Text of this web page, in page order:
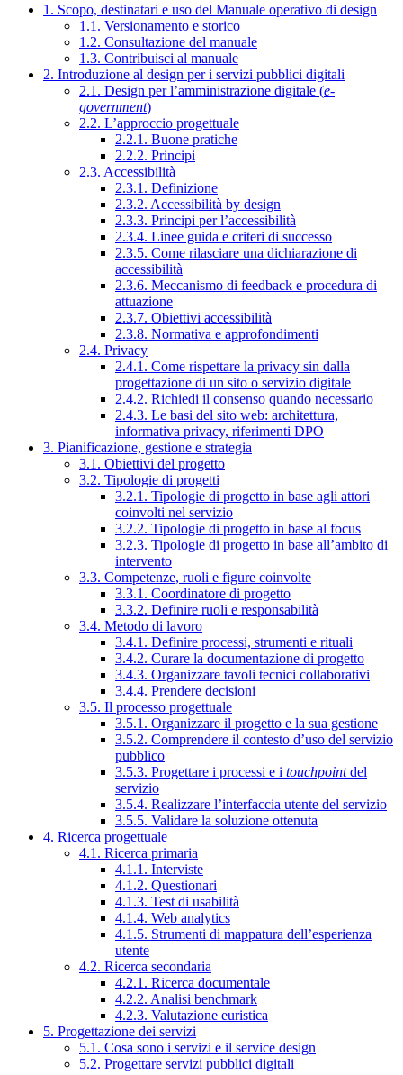
1. Scopo, destinatari e uso del Manuale operativo di design
1.1. Versionamento e storico
1.2. Consultazione del manuale
1.3. Contribuisci al manuale
2. Introduzione al design per i servizi pubblici digitali
2.1. Design per l’amministrazione digitale (e-
government)
2.2. L’approccio progettuale
2.2.1. Buone pratiche
2.2.2. Principi
2.3. Accessibilità
2.3.1. Definizione
2.3.2. Accessibilità by design
2.3.3. Principi per l’accessibilità
2.3.4. Linee guida e criteri di successo
2.3.5. Come rilasciare una dichiarazione di
accessibilità
2.3.6. Meccanismo di feedback e procedura di
attuazione
2.3.7. Obiettivi accessibilità
2.3.8. Normativa e approfondimenti
2.4. Privacy
2.4.1. Come rispettare la privacy sin dalla
progettazione di un sito o servizio digitale
2.4.2. Richiedi il consenso quando necessario
2.4.3. Le basi del sito web: architettura,
informativa privacy, riferimenti DPO
3. Pianificazione, gestione e strategia
3.1. Obiettivi del progetto
3.2. Tipologie di progetti
3.2.1. Tipologie di progetto in base agli attori
coinvolti nel servizio
3.2.2. Tipologie di progetto in base al focus
3.2.3. Tipologie di progetto in base all’ambito di
intervento
3.3. Competenze, ruoli e figure coinvolte
3.3.1. Coordinatore di progetto
3.3.2. Definire ruoli e responsabilità
3.4. Metodo di lavoro
3.4.1. Definire processi, strumenti e rituali
3.4.2. Curare la documentazione di progetto
3.4.3. Organizzare tavoli tecnici collaborativi
3.4.4. Prendere decisioni
3.5. Il processo progettuale
3.5.1. Organizzare il progetto e la sua gestione
3.5.2. Comprendere il contesto d’uso del servizio
pubblico
3.5.3. Progettare i processi e i touchpointdel
servizio
3.5.4. Realizzare l’interfaccia utente del servizio
3.5.5. Validare la soluzione ottenuta
4. Ricerca progettuale
4.1. Ricerca primaria
4.1.1. Interviste
4.1.2. Questionari
4.1.3. Test di usabilità
4.1.4. Web analytics
4.1.5. Strumenti di mappatura dell’esperienza
utente
4.2. Ricerca secondaria
4.2.1. Ricerca documentale
4.2.2. Analisi benchmark
4.2.3. Valutazione euristica
5. Progettazione dei servizi
5.1. Cosa sono i servizi e il service design
5.2. Progettare servizi pubblici digitali